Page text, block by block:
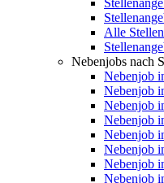
Alle
Nebenjobs nach
Nebenjob
Nebenjob
Nebenjob
Nebenjob
Nebenjob
Nebenjob
Nebenjob
Nebenjob